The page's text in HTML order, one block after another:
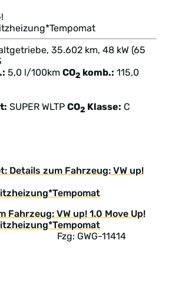
35.602 km, 48 kW (65
5,0 l/100km CO2 komb.: 115,0
SUPER WLTP CO2 Klasse: C
Details zum Fahrzeug: VW up!
Fzg: GWG-11414